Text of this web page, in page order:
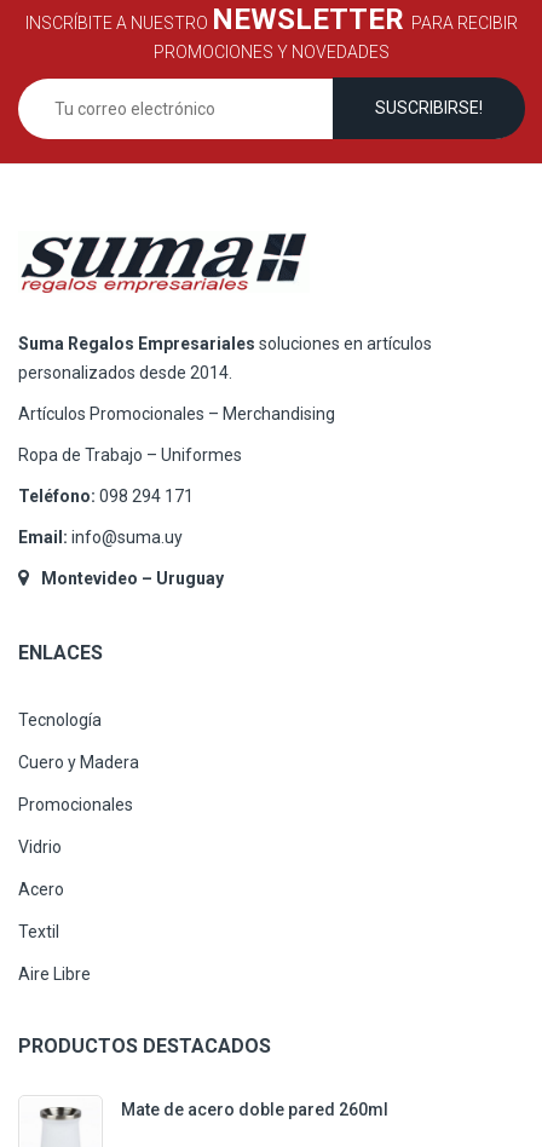
INSCRÍBITE A NUESTRO NEWSLETTER PARA RECIBIR
PROMOCIONES Y NOVEDADES
Suma Regalos Empresariales soluciones en artículos
personalizados desde 2014.
Artículos Promocionales – Merchandising
Ropa de Trabajo – Uniformes
Teléfono: 098 294 171
Email: info@suma.uy
Montevideo – Uruguay
ENLACES
Tecnología
Cuero y Madera
Promocionales
Vidrio
Acero
Textil
Aire Libre
PRODUCTOS DESTACADOS
Mate de acero doble pared 260ml